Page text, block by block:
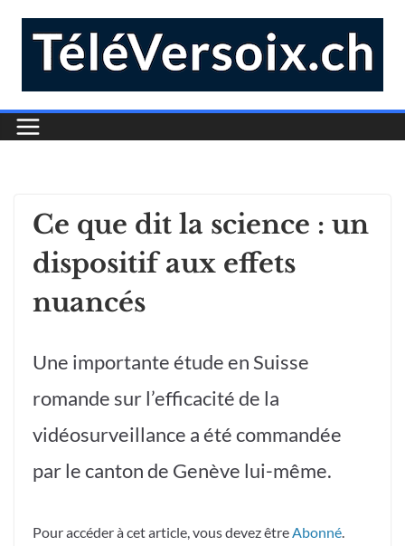
Ce que dit la science : un
dispositif aux effets
nuancés
Une importante étude en Suisse
romande sur l’efficacité de la
vidéosurveillance a été commandée
par le canton de Genève lui-même.
Pour accéder à cet article, vous devez être Abonné